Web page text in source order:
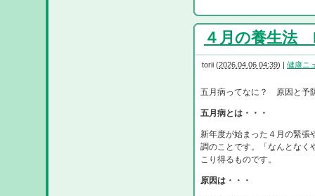
４月の養生法
torii (2026.04.06 04:39) | 健康ニ
五月病ってなに？ 原因と予
五月病とは・・・
新年度が始まった４月の緊張
調のことです。「なんとなく
こり得るものです。
原因は・・・